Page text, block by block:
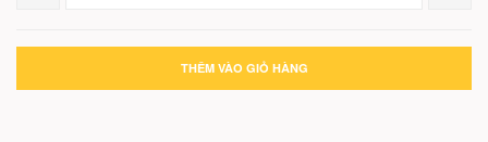
THÊM VÀO GIỎ HÀNG